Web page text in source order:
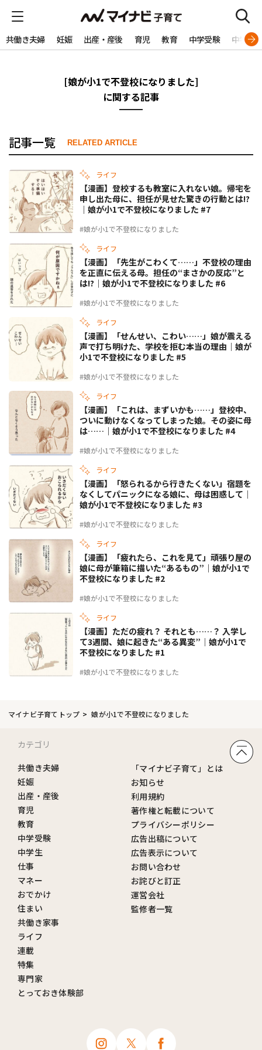
共働き夫婦 妊娠 出産・産後 育児 教育 中学受験 中学生
[娘が小1で不登校になりました]
に関する記事
記事一覧 RELATED ARTICLE
ライフ
#娘が小1で不登校になりました
【漫画】登校するも教室に入れない娘。帰宅を
申し出た母に、担任が見せた驚きの行動とは!?
｜娘が小1で不登校になりました #7
ライフ
#娘が小1で不登校になりました
【漫画】「先生がこわくて……」不登校の理由
を正直に伝える母。担任の“まさかの反応”と
は!?｜娘が小1で不登校になりました #6
ライフ
#娘が小1で不登校になりました
【漫画】「せんせい、こわい……」娘が震える
声で打ち明けた、学校を拒む本当の理由｜娘が
小1で不登校になりました #5
ライフ
#娘が小1で不登校になりました
【漫画】「これは、まずいかも……」登校中、
ついに動けなくなってしまった娘。その姿に母
は……｜娘が小1で不登校になりました #4
ライフ
#娘が小1で不登校になりました
【漫画】「怒られるから行きたくない」宿題を
なくしてパニックになる娘に、母は困惑して｜
娘が小1で不登校になりました #3
ライフ
#娘が小1で不登校になりました
【漫画】「疲れたら、これを見て」頑張り屋の
娘に母が筆箱に描いた“あるもの”｜娘が小1で
不登校になりました #2
ライフ
#娘が小1で不登校になりました
【漫画】ただの疲れ？ それとも……？ 入学し
て3週間、娘に起きた“ある異変”｜娘が小1で
不登校になりました #1
マイナビ子育てトップ 娘が小1で不登校になりました
カテゴリ
共働き夫婦
妊娠
出産・産後
育児
教育
中学受験
中学生
仕事
マネー
おでかけ
住まい
共働き家事
ライフ
連載
特集
専門家
とっておき体験部
「マイナビ子育て」とは
お知らせ
利用規約
著作権と転載について
プライバシーポリシー
広告出稿について
広告表示について
お問い合わせ
お詫びと訂正
運営会社
監修者一覧